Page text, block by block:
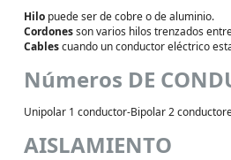
Hilo puede ser de cobre o de aluminio.
Cordonesson varios hilos trenzados
Cablescuando un conductor eléctrico
Números DE
Unipolar 1 conductor-Bipolar 2
AISLAMIENTO